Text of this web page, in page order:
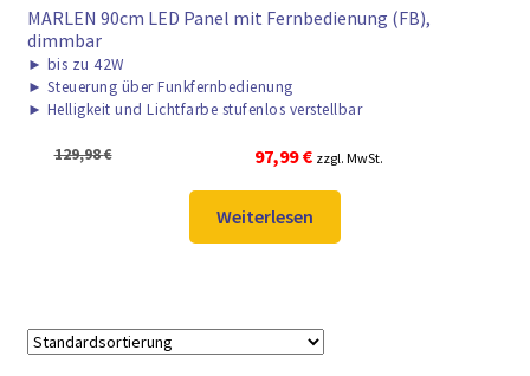
MARLEN 90cm LED Panel mit Fernbedienung (FB),
dimmbar
► bis zu 42W
► Steuerung über Funkfernbedienung
► Helligkeit und Lichtfarbe stufenlos verstellbar
129,98€
Ursprünglicher
Preis
war:
129,98 €
97,99€Aktueller
Preis
ist:
97,99 €.
zzgl. MwSt.
Weiterlesen